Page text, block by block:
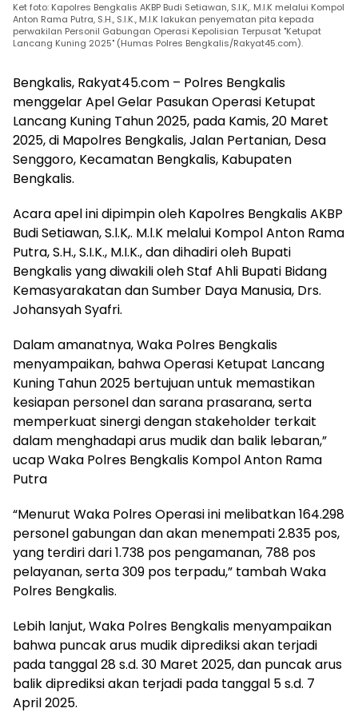
Ket foto: Kapolres Bengkalis AKBP Budi Setiawan, S.l.K,. M.l.K melalui Kompol
Anton Rama Putra, S.H., S.I.K., M.I.K lakukan penyematan pita kepada
perwakilan Personil Gabungan Operasi Kepolisian Terpusat "Ketupat
Lancang Kuning 2025" (Humas Polres Bengkalis/Rakyat45.com).
Bengkalis, Rakyat45.com – Polres Bengkalis
menggelar Apel Gelar Pasukan Operasi Ketupat
Lancang Kuning Tahun 2025, pada Kamis, 20 Maret
2025, di Mapolres Bengkalis, Jalan Pertanian, Desa
Senggoro, Kecamatan Bengkalis, Kabupaten
Bengkalis.
Acara apel ini dipimpin oleh Kapolres Bengkalis AKBP
Budi Setiawan, S.l.K,. M.l.K melalui Kompol Anton Rama
Putra, S.H., S.I.K., M.I.K., dan dihadiri oleh Bupati
Bengkalis yang diwakili oleh Staf Ahli Bupati Bidang
Kemasyarakatan dan Sumber Daya Manusia, Drs.
Johansyah Syafri.
Dalam amanatnya, Waka Polres Bengkalis
menyampaikan, bahwa Operasi Ketupat Lancang
Kuning Tahun 2025 bertujuan untuk memastikan
kesiapan personel dan sarana prasarana, serta
memperkuat sinergi dengan stakeholder terkait
dalam menghadapi arus mudik dan balik lebaran,”
ucap Waka Polres Bengkalis Kompol Anton Rama
Putra
“Menurut Waka Polres Operasi ini melibatkan 164.298
personel gabungan dan akan menempati 2.835 pos,
yang terdiri dari 1.738 pos pengamanan, 788 pos
pelayanan, serta 309 pos terpadu,” tambah Waka
Polres Bengkalis.
Lebih lanjut, Waka Polres Bengkalis menyampaikan
bahwa puncak arus mudik diprediksi akan terjadi
pada tanggal 28 s.d. 30 Maret 2025, dan puncak arus
balik diprediksi akan terjadi pada tanggal 5 s.d. 7
April 2025.